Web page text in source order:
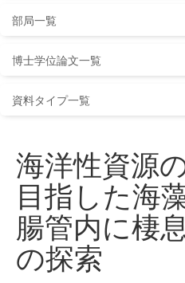
部局一覧
博士学位論文一覧
資料タイプ一覧
海洋性資源
目指した海
腸管内に棲
の探索